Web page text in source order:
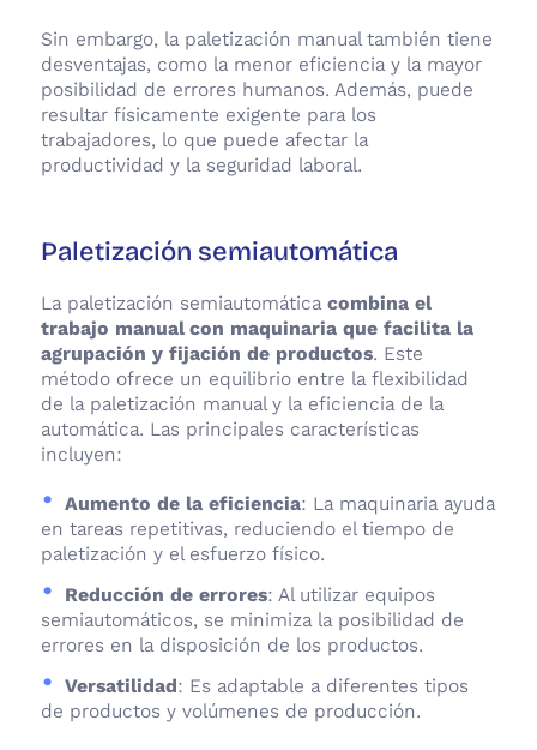
Sin embargo, la paletización manual también tiene
desventajas, como la menor eficiencia y la mayor
posibilidad de errores humanos. Además, puede
resultar físicamente exigente para los
trabajadores, lo que puede afectar la
productividad y la seguridad laboral.
Paletización semiautomática
La paletización semiautomática combina el
trabajo manual con maquinaria que facilita la
agrupación y fijación de productos. Este
método ofrece un equilibrio entre la flexibilidad
de la paletización manual y la eficiencia de la
automática. Las principales características
incluyen:
Aumento de la eficiencia: La maquinaria ayuda
en tareas repetitivas, reduciendo el tiempo de
paletización y el esfuerzo físico.
Reducción de errores: Al utilizar equipos
semiautomáticos, se minimiza la posibilidad de
errores en la disposición de los productos.
Versatilidad: Es adaptable a diferentes tipos
de productos y volúmenes de producción.